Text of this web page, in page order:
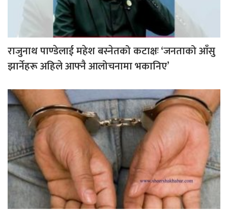
राजुनाथ पाण्डेलाई महेश बस्नेतको कटाक्षः ‘जनताको आँसु
झार्नेहरू अहिले आफ्नै आलोचनामा भकानिए’